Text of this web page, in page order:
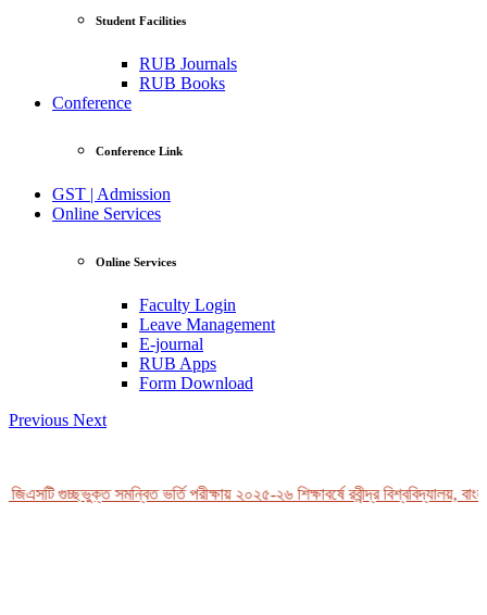
Student Facilities
RUB Journals
RUB Books
Conference
Conference Link
GST | Admission
Online Services
Online Services
Faculty Login
Leave Management
E-journal
RUB Apps
Form Download
Previous Next
গুচ্ছভুক্ত সমন্বিত ভর্তি পরীক্ষায় ২০২৫-২৬ শিক্ষাবর্ষে রবীন্দ্র বিশ্ববিদ্যালয়,